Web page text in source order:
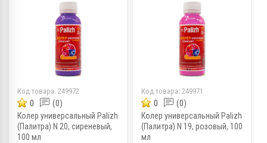
Код товара: 249972
0 (0)
Колер универсальный Palizh
(Палитра) N 20, сиреневый,
100 мл
Код товара: 249971
0 (0)
Колер универсальный Palizh
(Палитра) N 19, розовый, 100
мл